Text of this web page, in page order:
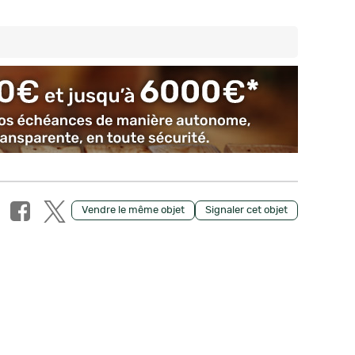
Vendre le même objet Signaler cet objet